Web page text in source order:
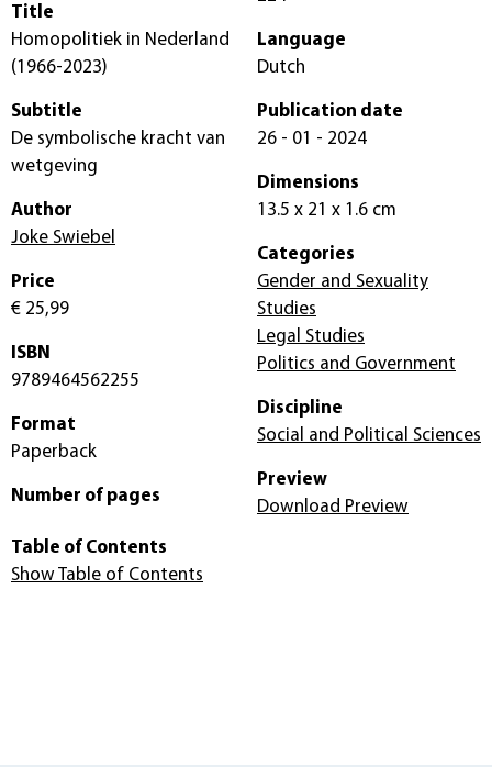
Title
Homopolitiek in Nederland
(1966-2023)
Subtitle
De symbolische kracht van
wetgeving
Author
Joke Swiebel
Price
€ 25,99
ISBN
9789464562255
Format
Paperback
Number of pages
Language
Dutch
Publication date
26 - 01 - 2024
Dimensions
13.5 x 21 x 1.6 cm
Categories
Gender and Sexuality
Studies
Legal Studies
Politics and Government
Discipline
Social and Political Sciences
Preview
Download Preview
Table of Contents
Show Table of Contents